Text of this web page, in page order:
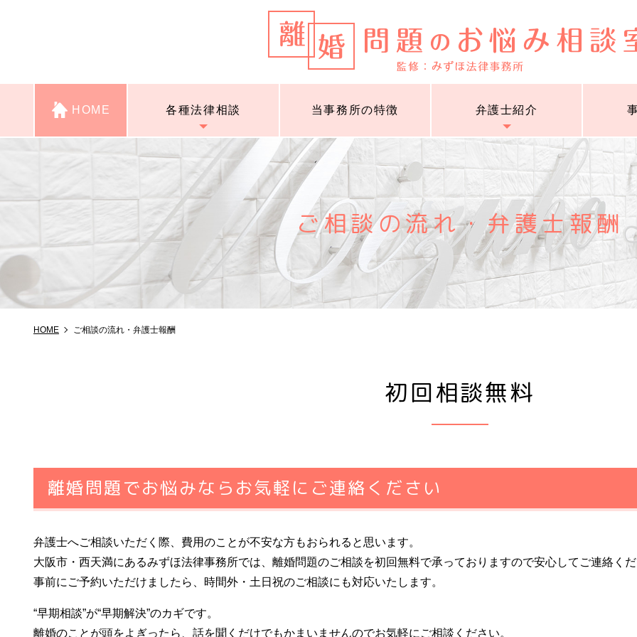
HOME 各種法律相談 当事務所の特徴 弁護士紹介
ご相談の流れ・弁護士報酬
HOME ご相談の流れ・弁護士報酬
初回相談無料
離婚問題でお悩みならお気軽にご連絡ください
弁護士へご相談いただく際、費用のことが不安な方もおられると思います。
大阪市・西天満にあるみずほ法律事務所では、離婚問題のご相談を初回無料で承っておりますので安心してご連絡く
事前にご予約いただけましたら、時間外・土日祝のご相談にも対応いたします。
“早期相談”が“早期解決”のカギです。
離婚のことが頭をよぎったら、話を聞くだけでもかまいませんのでお気軽にご相談ください。